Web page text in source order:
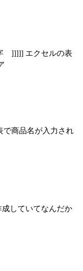
]]]]] エクセルの表
商品名が入力され
していてなんだか